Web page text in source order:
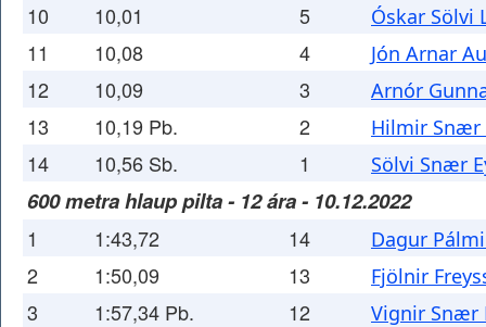
10 10,01 5 Óskar Sölvi
11 10,08 4 Jón Arnar
12 10,09 3 Arnór
13 10,19 Pb. 2 Hilmir Snær
14 10,56 Sb. 1 Sölvi Snær
600 metra hlaup pilta - 12 ára - 10.12.2022
1 1:43,72 14 Dagur
2 1:50,09 13 Fjölnir
3 1:57,34 Pb. 12 Vignir Snær